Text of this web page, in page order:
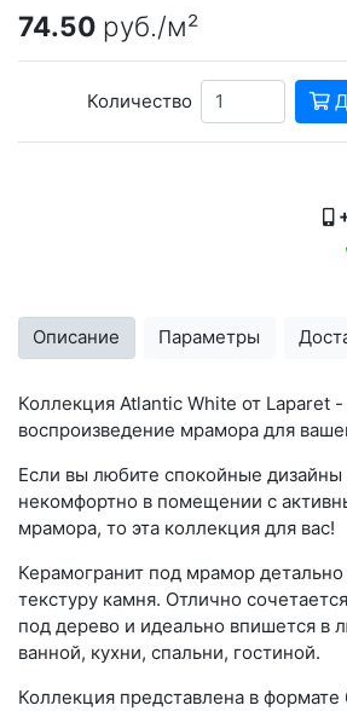
74.50 руб./м²
Количество
Описание Параметры
Коллекция Atlantic White от Laparet -
воспроизведение мрамора для
Если вы любите спокойные дизайны
некомфортно в помещении с
мрамора, то эта коллекция для вас!
Керамогранит под мрамор детально
текстуру камня. Отлично
под дерево и идеально впишется в
ванной, кухни, спальни, гостиной.
Коллекция представлена в формате